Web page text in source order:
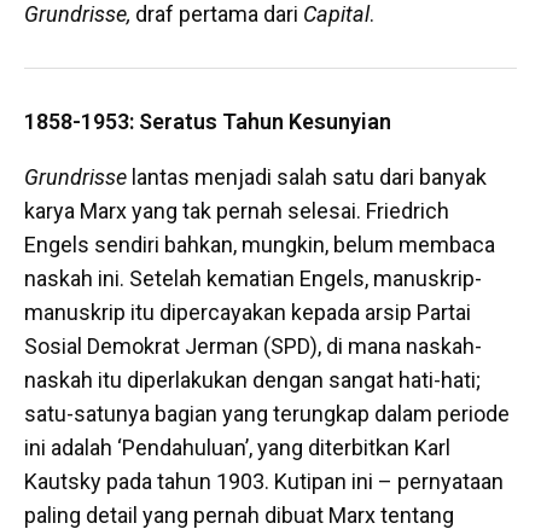
Grundrisse, draf pertama dari Capital.
1858-1953: Seratus Tahun Kesunyian
Grundrisse lantas menjadi salah satu dari banyak
karya Marx yang tak pernah selesai. Friedrich
Engels sendiri bahkan, mungkin, belum membaca
naskah ini. Setelah kematian Engels, manuskrip-
manuskrip itu dipercayakan kepada arsip Partai
Sosial Demokrat Jerman (SPD), di mana naskah-
naskah itu diperlakukan dengan sangat hati-hati;
satu-satunya bagian yang terungkap dalam periode
ini adalah ‘Pendahuluan’, yang diterbitkan Karl
Kautsky pada tahun 1903. Kutipan ini – pernyataan
paling detail yang pernah dibuat Marx tentang